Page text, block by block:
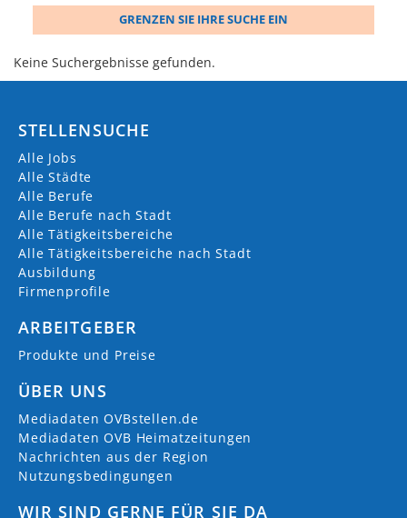
GRENZEN SIE IHRE SUCHE EIN
Keine Suchergebnisse gefunden.
STELLENSUCHE
Alle Jobs
Alle Städte
Alle Berufe
Alle Berufe nach Stadt
Alle Tätigkeitsbereiche
Alle Tätigkeitsbereiche nach Stadt
Ausbildung
Firmenprofile
ARBEITGEBER
Produkte und Preise
ÜBER UNS
Mediadaten OVBstellen.de
Mediadaten OVB Heimatzeitungen
Nachrichten aus der Region
Nutzungsbedingungen
WIR SIND GERNE FÜR SIE DA